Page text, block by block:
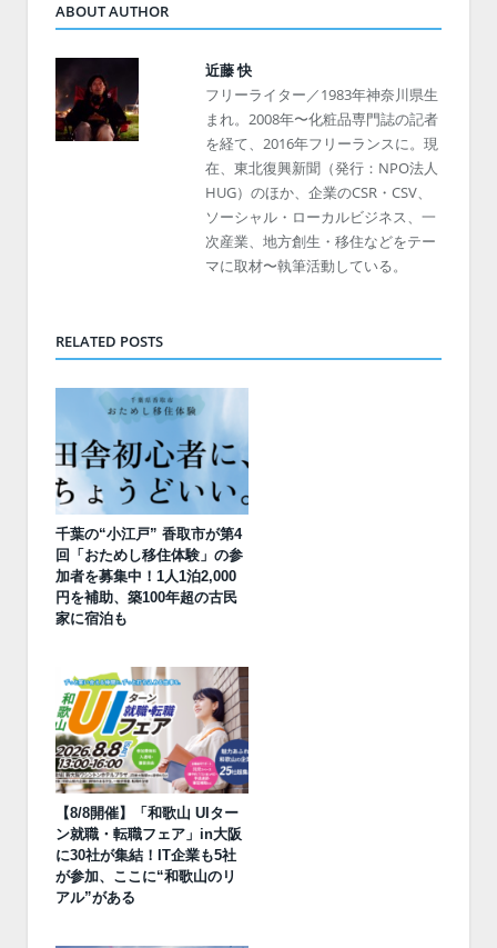
ABOUT AUTHOR
近藤 快
フリーライター／1983年神奈川県生
まれ。2008年〜化粧品専門誌の記者
を経て、2016年フリーランスに。現
在、東北復興新聞（発行：NPO法人
HUG）のほか、企業のCSR・CSV、
ソーシャル・ローカルビジネス、一
次産業、地方創生・移住などをテー
マに取材〜執筆活動している。
RELATED POSTS
千葉の“小江戸” 香取市が第4
回「おためし移住体験」の参
加者を募集中！1人1泊2,000
円を補助、築100年超の古民
家に宿泊も
【8/8開催】「和歌山 UIター
ン就職・転職フェア」in大阪
に30社が集結！IT企業も5社
が参加、ここに“和歌山のリ
アル”がある